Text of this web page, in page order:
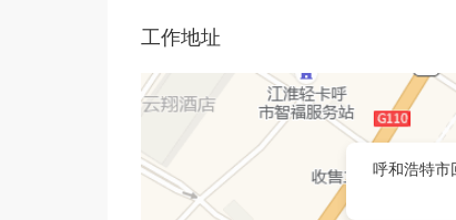
工作地址
呼和浩特市